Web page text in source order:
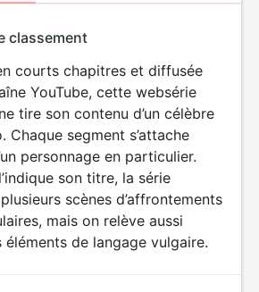
VIOLENCE
classement
courts chapitres et diffusée
YouTube, cette websérie
tire son contenu d’un célèbre
Chaque segment s’attache
personnage en particulier.
son titre, la série
scènes d’affrontements
mais on relève aussi
éléments de langage vulgaire.